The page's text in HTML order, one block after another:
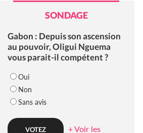
SONDAGE
Gabon : Depuis son ascension
au pouvoir, Oligui Nguema
vous parait-il compétent ?
Oui
Non
Sans avis
+ Voir les